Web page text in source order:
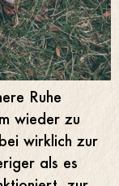
Ruhe
wieder zu
wirklich zur
als es